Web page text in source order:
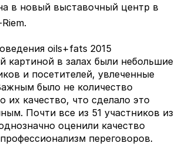
в новый выставочный центр в
oils+fats 2015
картиной в залах были небольшие
и посетителей, увлеченные
было не количество
их качество, что сделало это
Почти все из 51 участников из
оценили качество
переговоров.